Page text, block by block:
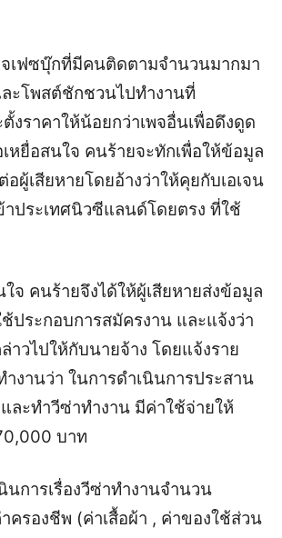
เฟซบุ๊กที่มีคนติดตามจำนวนมากมา
ะโพสต์ชักชวนไปทำงานที่
งราคาให้น้อยกว่าเพจอื่นเพื่อดึงดูด
หยื่อสนใจ คนร้ายจะทักเพื่อให้ข้อมูล
อผู้เสียหายโดยอ้างว่าให้คุยกับเอเจน
ประเทศนิวซีแลนด์โดยตรง ที่ใช้
ใจ คนร้ายจึงได้ให้ผู้เสียหายส่งข้อมูล
ประกอบการสมัครงาน และแจ้งว่า
าวไปให้กับนายจ้าง โดยแจ้งราย
ำงานว่า ในการดำเนินการประสาน
ละทำวีซ่าทำงาน มีค่าใช้จ่ายให้
บาท
นการเรื่องวีซ่าทำงานจำนวน
ครองชีพ (ค่าเสื้อผ้า , ค่าของใช้ส่วน